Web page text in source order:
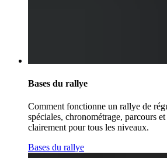
Bases du rallye
Comment fonctionne un rallye de
spéciales, chronométrage, parcours
clairement pour tous les niveaux.
Bases du rallye